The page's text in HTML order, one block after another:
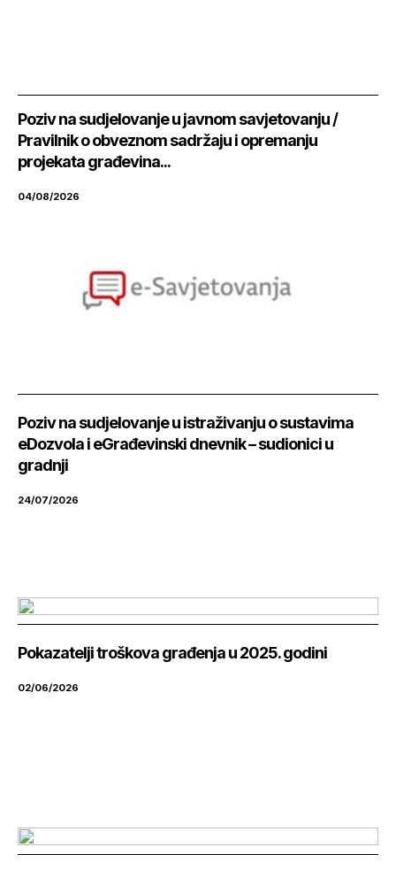
Poziv na sudjelovanje u javnom savjetovanju /
Pravilnik o obveznom sadržaju i opremanju
projekata građevina...
04/08/2026
Poziv na sudjelovanje u istraživanju o sustavima
eDozvola i eGrađevinski dnevnik – sudionici u
gradnji
24/07/2026
Pokazatelji troškova građenja u 2025. godini
02/06/2026